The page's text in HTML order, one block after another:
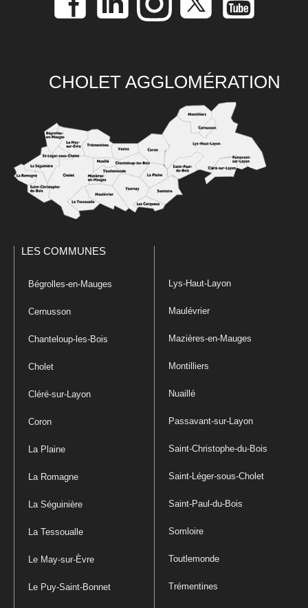
CHOLET AGGLOMÉRATION
LES COMMUNES
Bégrolles-en-Mauges
Cernusson
Chanteloup-les-Bois
Cholet
Cléré-sur-Layon
Coron
La Plaine
La Romagne
La Séguinière
La Tessoualle
Le May-sur-Èvre
Le Puy-Saint-Bonnet
Lys-Haut-Layon
Maulévrier
Mazières-en-Mauges
Montilliers
Nuaillé
Passavant-sur-Layon
Saint-Christophe-du-Bois
Saint-Léger-sous-Cholet
Saint-Paul-du-Bois
Somloire
Toutlemonde
Trémentines